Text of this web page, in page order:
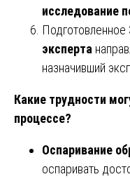
исследование
Подготовленное
эксперта
назначивший
Какие трудности
процессе?
Оспаривание
оспаривать